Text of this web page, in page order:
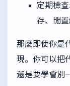
定期檢
存、閒置
那麼即使你是
現。你可以把
還是要學會別